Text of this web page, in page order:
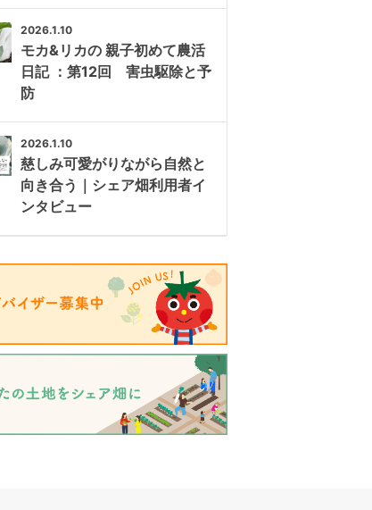
2026.1.10
モカ&リカの 親子初めて農活
日記 ：第12回 害虫駆除と予
防
2026.1.10
慈しみ可愛がりながら自然と
向き合う｜シェア畑利用者イ
ンタビュー